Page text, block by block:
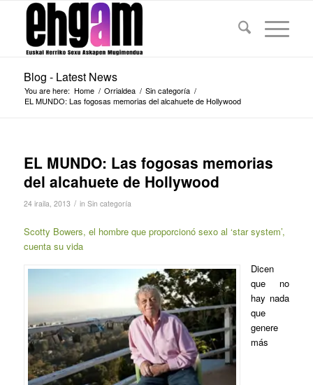
Blog - Latest News
You are here: Home / Orrialdea / Sin categoría /
EL MUNDO: Las fogosas memorias del alcahuete de Hollywood
EL MUNDO: Las fogosas memorias
del alcahuete de Hollywood
24 iraila, 2013 / in Sin categoría
Scotty Bowers, el hombre que proporcionó sexo al ‘star system’,
cuenta su vida
Dicen
que no
hay nada
que
genere
más